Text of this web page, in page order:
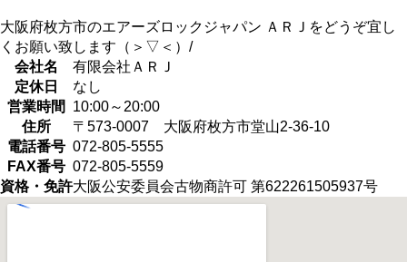
大阪府枚方市のエアーズロックジャパン ＡＲＪをどうぞ宜し
くお願い致します（＞▽＜）/
会社名
有限会社ＡＲＪ
定休日
なし
営業時間
10:00～20:00
住所
〒573-0007 大阪府枚方市堂山2-36-10
電話番号 072-805-5555
FAX番号 072-805-5559
資格・免許大阪公安委員会古物商許可 第622261505937号